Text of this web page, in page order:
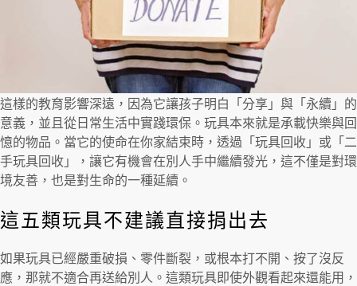
這樣的教育影響深遠，因為它讓孩子明白「分享」與「永續」的
意義，並且從日常生活中實踐環保。玩具本來就是承載快樂與回
憶的物品。當它的使命在你家結束時，透過「玩具回收」或「二
手玩具回收」，讓它有機會在別人手中繼續發光，這不僅是對環
境友善，也是對生命的一種延續。
這五類玩具不建議直接捐出去
如果玩具已經嚴重破損、零件斷裂，或根本打不開、按了沒反
應，那就不適合再送給別人。這類玩具即使外觀看起來還能用，